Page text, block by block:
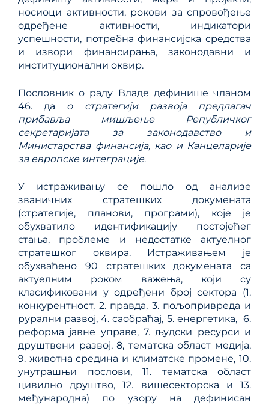
носиоци активности, рокови за спровођење
одређене активности, индикатори
успешности, потребна финансијска средства
и извори финансирања, законодавни и
институционални оквир.
Пословник о раду Владе дефинише чланом
46. да о стратегији развоја предлагач
прибавља мишљење Републичког
секретаријата за законодавство и
Министарства финансија, као и Канцеларије
за европске интеграције.
У истраживању се пошло од анализе
званичних стратешких докумената
(стратегије, планови, програми), којe је
обухватилo идентификацију постојећег
стања, проблеме и недостатке актуелног
стратешког оквира. Истраживањем је
обухваћено 90 стратешких докумената са
актуелним роком важења, који су
класификовани у одређени број сектора (1.
конкурентност, 2. правда, 3. пољопривреда и
рурални развој, 4. саобраћај, 5. енергетика, 6.
реформа јавне управе, 7. људски ресурси и
друштвени развој, 8, тематска област медија,
9. животна средина и климатске промене, 10.
унутрашњи послови, 11. тематска област
цивилно друштво, 12. вишесекторска и 13.
међународна) по узору на дефинисан